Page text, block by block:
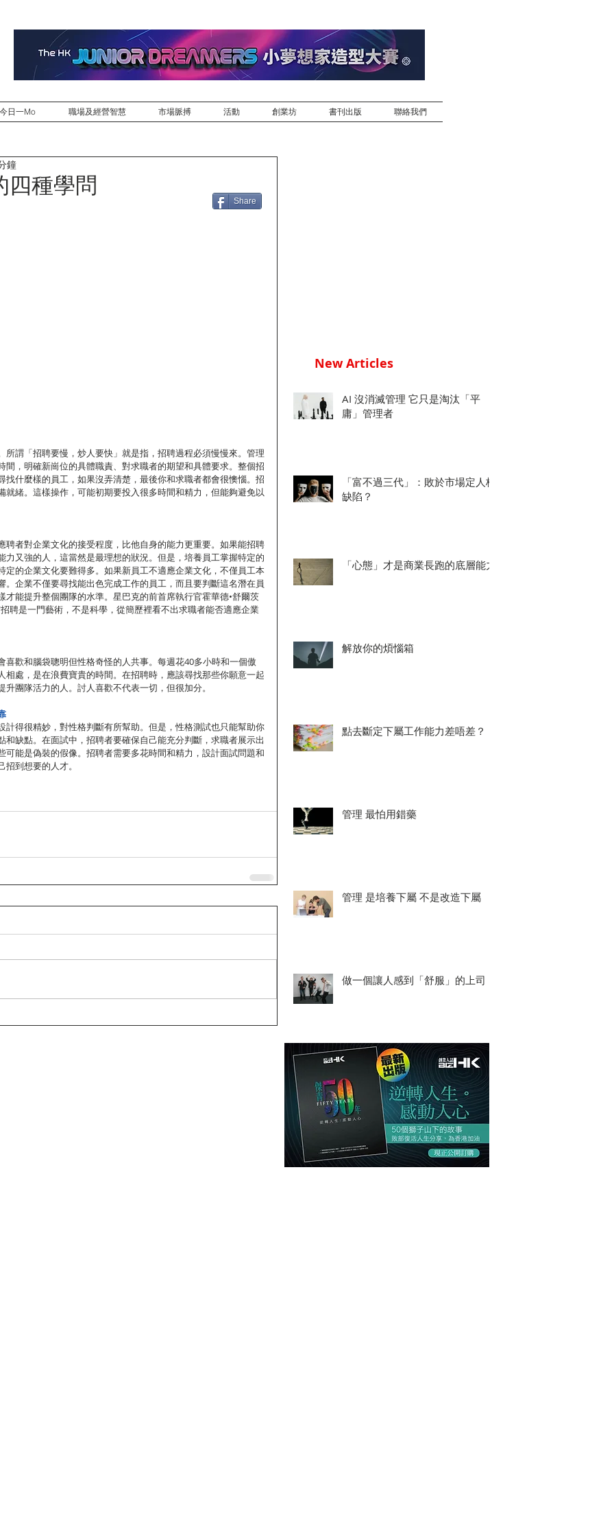
今日一Mo 職場及經營智慧 市場脈搏 活動 創業坊 書刊出版 聯絡我們
四種學問
鐘
所謂「招聘要慢，炒人要快」就是指，招聘過程必須慢慢來。管理
間，明確新崗位的具體職責、對求職者的期望和具體要求。整個招
找什麼樣的員工，如果沒弄清楚，最後你和求職者都會很懊惱。招
就緒。這樣操作，可能初期要投入很多時間和精力，但能夠避免以
聘者對企業文化的接受程度，比他自身的能力更重要。如果能招聘
力又強的人，這當然是最理想的狀況。但是，培養員工掌握特定的
定的企業文化要難得多。如果新員工不適應企業文化，不僅員工本
。企業不僅要尋找能出色完成工作的員工，而且要判斷這名潛在員
才能提升整個團隊的水準。星巴克的前首席執行官霍華德•舒爾茨
聘是一門藝術，不是科學，從簡歷裡看不出求職者能否適應企業
喜歡和腦袋聰明但性格奇怪的人共事。每週花40多小時和一個傲
相處，是在浪費寶貴的時間。在招聘時，應該尋找那些你願意一起
團隊活力的人。討人喜歡不代表一切，但很加分。
計得很精妙，對性格判斷有所幫助。但是，性格測試也只能幫助你
和缺點。在面試中，招聘者要確保自己能充分判斷，求職者展示出
可能是偽裝的假像。招聘者需要多花時間和精力，設計面試問題和
到想要的人才。
Share
New Articles
AI 沒消滅管理 它只是淘汰「平
庸」管理者
「富不過三代」：敗於市場定人格
缺陷？
「心態」才是商業長跑的底層能力
解放你的煩惱箱
點去斷定下屬工作能力差唔差？
管理 最怕用錯藥
管理 是培養下屬 不是改造下屬
做一個讓人感到「舒服」的上司